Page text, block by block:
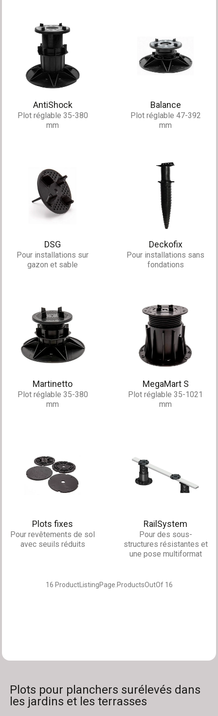
AntiShock
Plot réglable 35-380
mm
Balance
Plot réglable 47-392
mm
DSG
Pour installations sur
gazon et sable
Deckofix
Pour installations sans
fondations
Martinetto
Plot réglable 35-380
mm
MegaMart S
Plot réglable 35-1021
mm
Plots fixes
Pour revêtements de sol
avec seuils réduits
RailSystem
Pour des sous-
structures résistantes et
une pose multiformat
16 ProductListingPage.ProductsOutOf 16
Plots pour planchers surélevés dans
les jardins et les terrasses